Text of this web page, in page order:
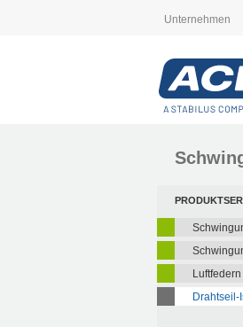
Unternehmen
Luftfedern
Drahtseil-